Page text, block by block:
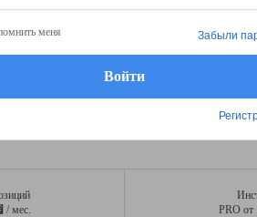
/ мес.
PRO от
меня Забыли